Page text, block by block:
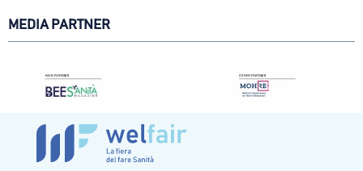
MEDIA PARTNER